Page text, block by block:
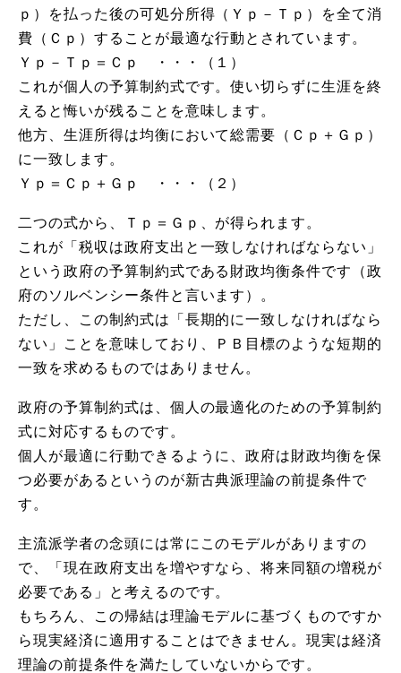
ｐ）を払った後の可処分所得（Ｙｐ－Ｔｐ）を全て消
費（Ｃｐ）することが最適な行動とされています。
Ｙｐ－Ｔｐ＝Ｃｐ ・・・（１）
これが個人の予算制約式です。使い切らずに生涯を終
えると悔いが残ることを意味します。
他方、生涯所得は均衡において総需要（Ｃｐ＋Ｇｐ）
に一致します。
Ｙｐ＝Ｃｐ＋Ｇｐ ・・・（２）
二つの式から、Ｔｐ＝Ｇｐ、が得られます。
これが「税収は政府支出と一致しなければならない」
という政府の予算制約式である財政均衡条件です（政
府のソルベンシー条件と言います）。
ただし、この制約式は「長期的に一致しなければなら
ない」ことを意味しており、ＰＢ目標のような短期的
一致を求めるものではありません。
政府の予算制約式は、個人の最適化のための予算制約
式に対応するものです。
個人が最適に行動できるように、政府は財政均衡を保
つ必要があるというのが新古典派理論の前提条件で
す。
主流派学者の念頭には常にこのモデルがありますの
で、「現在政府支出を増やすなら、将来同額の増税が
必要である」と考えるのです。
もちろん、この帰結は理論モデルに基づくものですか
ら現実経済に適用することはできません。現実は経済
理論の前提条件を満たしていないからです。